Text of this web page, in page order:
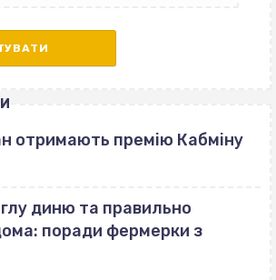
отримають премію Кабміну
диню та правильно
поради фермерки з